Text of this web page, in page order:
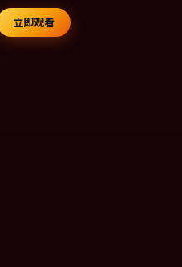
立即观看